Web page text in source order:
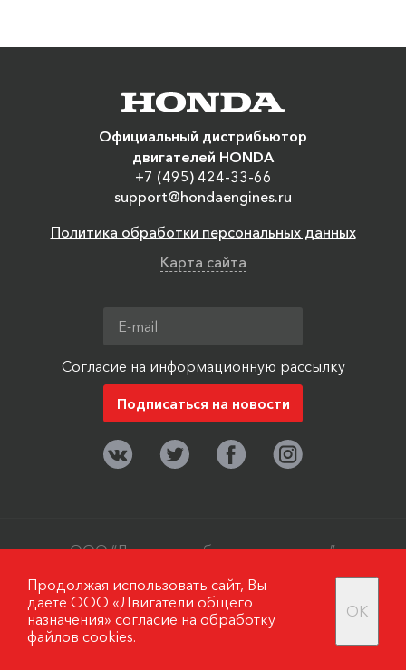
Официальный дистрибьютор
двигателей HONDA
+7 (495) 424-33-66
support@hondaengines.ru
Политика обработки персональных данных
Карта сайта
Согласие на информационную рассылку
ООО “Двигатели общего назначения”,
2006-2019
Разработано в
Продолжая использовать сайт, Вы
даете ООО «Двигатели общего
назначения» согласие на обработку
файлов cookies.
OK